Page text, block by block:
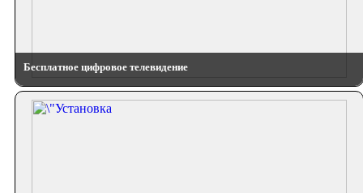
Бесплатное цифровое телевидение